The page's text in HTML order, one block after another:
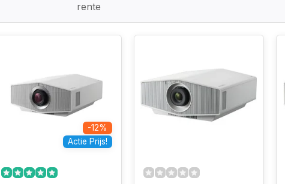
rente
-12%
Actie Prijs!